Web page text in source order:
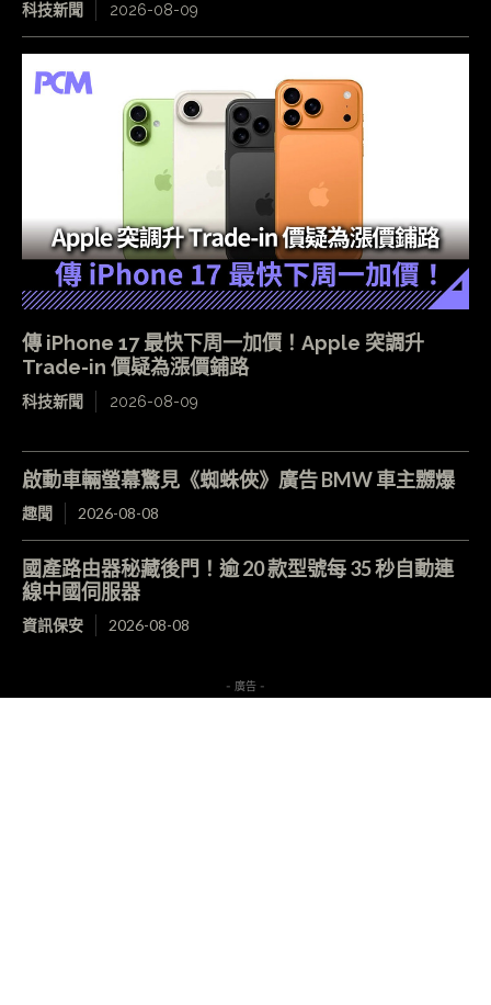
科技新聞 2026-08-09
傳 iPhone 17 最快下周一加價！Apple 突調升
Trade-in 價疑為漲價鋪路
科技新聞 2026-08-09
啟動車輛螢幕驚見《蜘蛛俠》廣告 BMW 車主嬲爆
趣聞 2026-08-08
國產路由器秘藏後門！逾 20 款型號每 35 秒自動連
線中國伺服器
資訊保安 2026-08-08
- 廣告 -